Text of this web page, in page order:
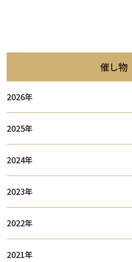
催し物
2026年
2025年
2024年
2023年
2022年
2021年